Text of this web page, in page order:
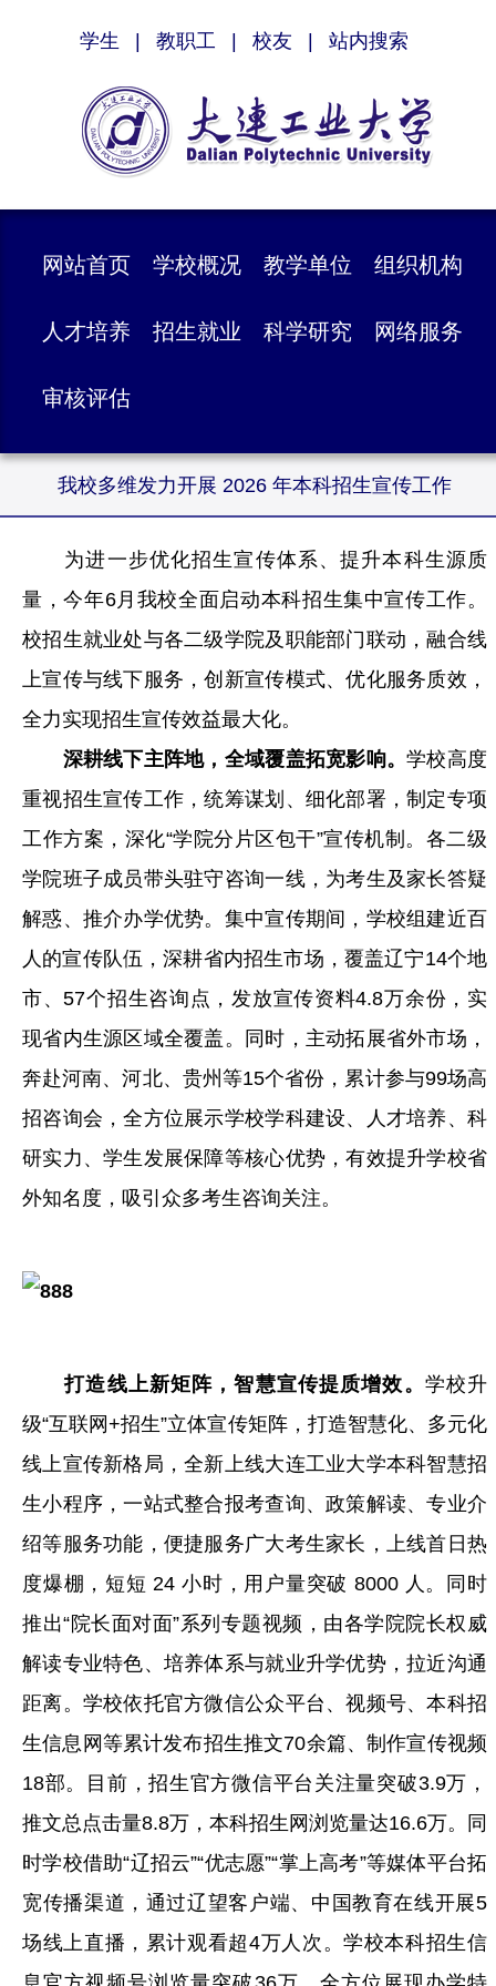
学生 教职工 校友 站内搜索
网站首页 学校概况 教学单位 组织机构
人才培养 招生就业 科学研究 网络服务
审核评估
我校多维发力开展 2026 年本科招生宣传工作
为进一步优化招生宣传体系、提升本科生源质
量，今年6月我校全面启动本科招生集中宣传工作。
校招生就业处与各二级学院及职能部门联动，融合线
上宣传与线下服务，创新宣传模式、优化服务质效，
全力实现招生宣传效益最大化。
深耕线下主阵地，全域覆盖拓宽影响。学校高度
重视招生宣传工作，统筹谋划、细化部署，制定专项
工作方案，深化“学院分片区包干”宣传机制。各二级
学院班子成员带头驻守咨询一线，为考生及家长答疑
解惑、推介办学优势。集中宣传期间，学校组建近百
人的宣传队伍，深耕省内招生市场，覆盖辽宁14个地
市、57个招生咨询点，发放宣传资料4.8万余份，实
现省内生源区域全覆盖。同时，主动拓展省外市场，
奔赴河南、河北、贵州等15个省份，累计参与99场高
招咨询会，全方位展示学校学科建设、人才培养、科
研实力、学生发展保障等核心优势，有效提升学校省
外知名度，吸引众多考生咨询关注。
打造线上新矩阵，智慧宣传提质增效。 学校升
级“互联网+招生”立体宣传矩阵，打造智慧化、多元化
线上宣传新格局，全新上线大连工业大学本科智慧招
生小程序，一站式整合报考查询、政策解读、专业介
绍等服务功能，便捷服务广大考生家长，上线首日热
度爆棚，短短 24 小时，用户量突破 8000 人。同时
推出“院长面对面”系列专题视频，由各学院院长权威
解读专业特色、培养体系与就业升学优势，拉近沟通
距离。学校依托官方微信公众平台、视频号、本科招
生信息网等累计发布招生推文70余篇、制作宣传视频
18部。目前，招生官方微信平台关注量突破3.9万，
推文总点击量8.8万，本科招生网浏览量达16.6万。同
时学校借助“辽招云”“优志愿”“掌上高考”等媒体平台拓
宽传播渠道，通过辽望客户端、中国教育在线开展5
场线上直播，累计观看超4万人次。学校本科招生信